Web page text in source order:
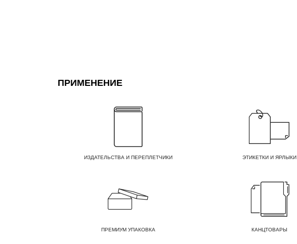
ПРИМЕНЕНИЕ
ИЗДАТЕЛЬСТВА И ПЕРЕПЛЕТЧИКИ ЭТИКЕТКИ И ЯРЛЫКИ
ПРЕМИУМ УПАКОВКА КАНЦТОВАРЫ